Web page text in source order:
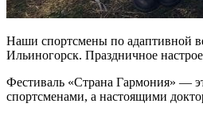
Наши спортсмены по адаптивной
Ильиногорск. Праздничное
Фестиваль «Страна Гармония» —
спортсменами, а настоящими